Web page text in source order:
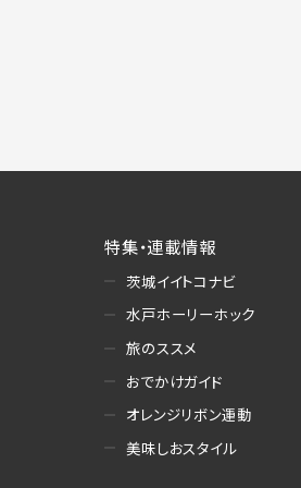
・提供の目的
・提供する個人
求人応募フォ
・提供の手段又
書面もしく
(2)お客様がネ
・提供の目的
お客様が予約
への連絡・情報
特集・連載情報
茨城イイトコナビ
水戸ホーリーホック
旅のススメ
おでかけガイド
オレンジリボン運動
美味しおスタイル